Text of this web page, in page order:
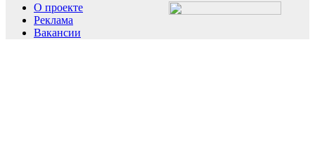
О проекте
Реклама
Вакансии